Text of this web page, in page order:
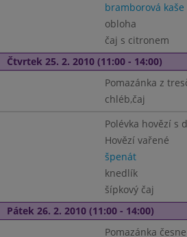
bramborová kaše
obloha
čaj s citronem
Čtvrtek 25. 2. 2010 (11:00 - 14:00)
Pomazánka z
chléb,čaj
Polévka hovězí s
Hovězí vařené
špenát
knedlík
šípkový čaj
Pátek 26. 2. 2010 (11:00 - 14:00)
Pomazánka